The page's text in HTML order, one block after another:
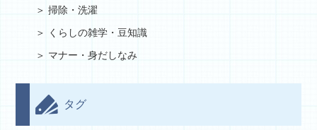
掃除・洗濯
くらしの雑学・豆知識
マナー・身だしなみ
タグ